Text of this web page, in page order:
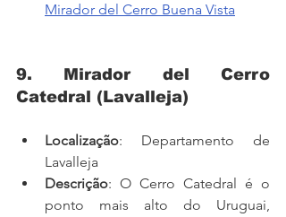
Mirador del Cerro Buena Vista
9. Mirador del Cerro
Catedral (Lavalleja)
Localização: Departamento de
Lavalleja
Descrição: O Cerro Catedral é o
ponto mais alto do Uruguai,